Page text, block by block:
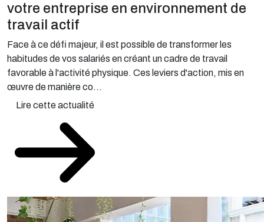
votre entreprise en environnement de
travail actif
Face à ce défi majeur, il est possible de transformer les
habitudes de vos salariés en créant un cadre de travail
favorable à l'activité physique. Ces leviers d'action, mis en
œuvre de manière co...
Lire cette actualité